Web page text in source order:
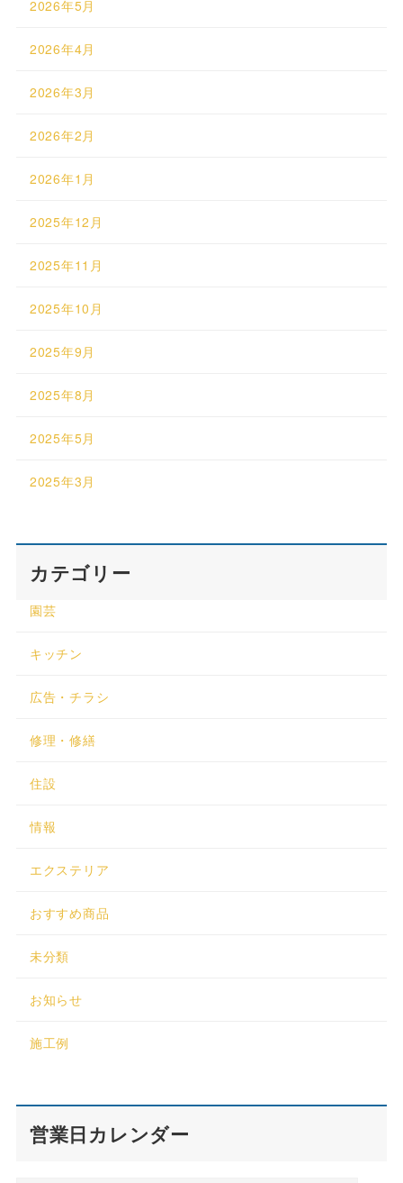
2026年5月
2026年4月
2026年3月
2026年2月
2026年1月
2025年12月
2025年11月
2025年10月
2025年9月
2025年8月
2025年5月
2025年3月
カテゴリー
園芸
キッチン
広告・チラシ
修理・修繕
住設
情報
エクステリア
おすすめ商品
未分類
お知らせ
施工例
営業日カレンダー